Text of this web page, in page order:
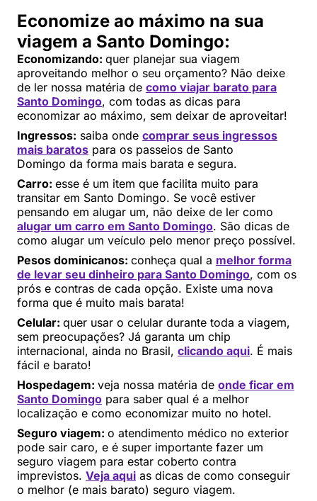
Economize ao máximo na sua
viagem a Santo Domingo:
Economizando: quer planejar sua viagem
aproveitando melhor o seu orçamento? Não deixe
de ler nossa matéria de como viajar barato para
Santo Domingo, com todas as dicas para
economizar ao máximo, sem deixar de aproveitar!
Ingressos: saiba onde comprar seus ingressos
mais baratos para os passeios de Santo
Domingo da forma mais barata e segura.
Carro: esse é um item que facilita muito para
transitar em Santo Domingo. Se você estiver
pensando em alugar um, não deixe de ler como
alugar um carro em Santo Domingo. São dicas de
como alugar um veículo pelo menor preço possível.
Pesos dominicanos: conheça qual a melhor forma
de levar seu dinheiro para Santo Domingo, com os
prós e contras de cada opção. Existe uma nova
forma que é muito mais barata!
Celular: quer usar o celular durante toda a viagem,
sem preocupações? Já garanta um chip
internacional, ainda no Brasil, clicando aqui. É mais
fácil e barato!
Hospedagem: veja nossa matéria de onde ficar em
Santo Domingo para saber qual é a melhor
localização e como economizar muito no hotel.
Seguro viagem: o atendimento médico no exterior
pode sair caro, e é super importante fazer um
seguro viagem para estar coberto contra
imprevistos. Veja aqui as dicas de como conseguir
o melhor (e mais barato) seguro viagem.